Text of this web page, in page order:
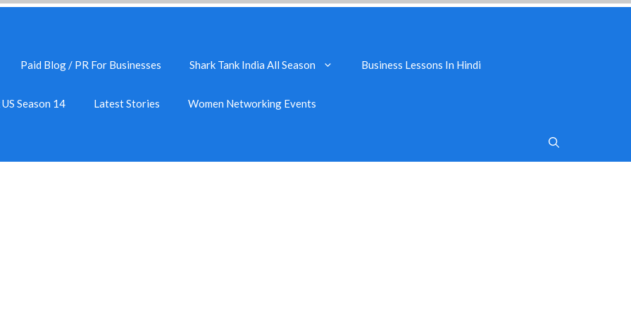
Paid Blog / PR For Businesses Shark Tank India All Season Business Lessons In Hindi
Season 14 Latest Stories Women Networking Events